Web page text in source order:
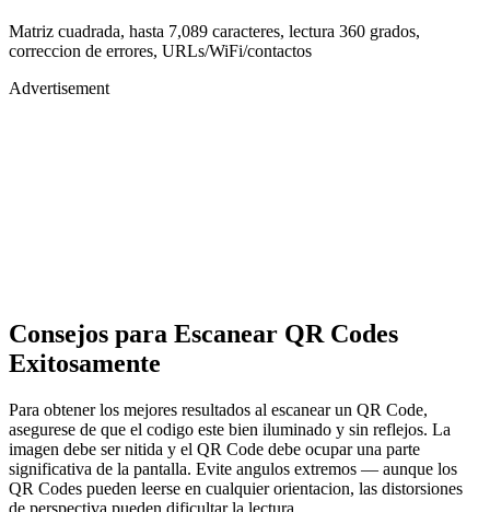
Matriz cuadrada, hasta 7,089 caracteres, lectura 360 grados,
correccion de errores, URLs/WiFi/contactos
Advertisement
Consejos para Escanear QR Codes
Exitosamente
Para obtener los mejores resultados al escanear un QR Code,
asegurese de que el codigo este bien iluminado y sin reflejos. La
imagen debe ser nitida y el QR Code debe ocupar una parte
significativa de la pantalla. Evite angulos extremos — aunque los
QR Codes pueden leerse en cualquier orientacion, las distorsiones
de perspectiva pueden dificultar la lectura.